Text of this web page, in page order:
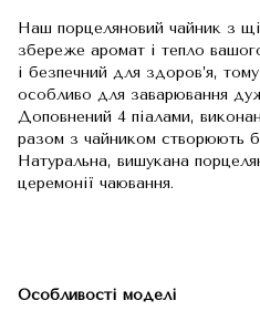
Наш порцеляновий чайник з
збереже аромат і тепло
і безпечний для здоров’я,
особливо для заварювання
Доповнений 4 піалами,
разом з чайником створюють
Натуральна, вишукана
церемонії чаювання.
Особливості моделі